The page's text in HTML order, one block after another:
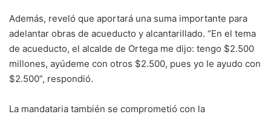
Además, reveló que aportará una suma importante para
adelantar obras de acueducto y alcantarillado. “En el tema
de acueducto, el alcalde de Ortega me dijo: tengo $2.500
millones, ayúdeme con otros $2.500, pues yo le ayudo con
$2.500”, respondió.
La mandataria también se comprometió con la